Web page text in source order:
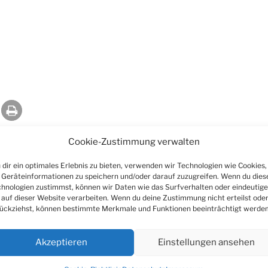
Cookie-Zustimmung verwalten
dir ein optimales Erlebnis zu bieten, verwenden wir Technologien wie Cookies,
zu speichern und/oder darauf zuzugreifen. Wenn du
zustimmst, können wir Daten wie das Surfverhalten oder eindeutige
auf dieser Website verarbeiten. Wenn du deine Zustimmung nicht erteilst oder
können bestimmte Merkmale und Funktionen beeinträchtigt
Akzeptieren Einstellungen ansehen